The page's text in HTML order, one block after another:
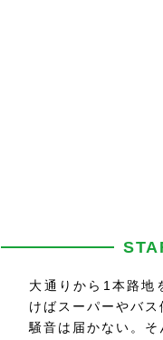
大通りから1本路地
けばスーパーやバ
騒音は届かない。